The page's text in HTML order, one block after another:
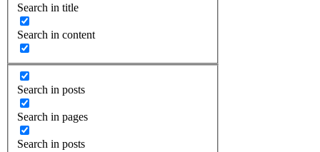
Search in title
Search in content
Search in posts
Search in pages
Search in posts